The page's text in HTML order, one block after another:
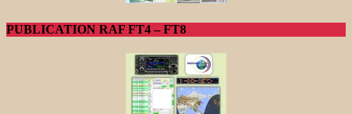
PUBLICATION RAF FT4 – FT8